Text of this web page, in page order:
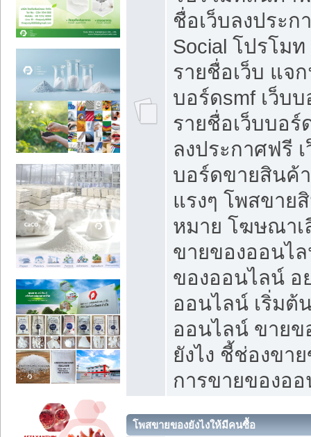
ชื่อเว็บลงประ
Social โปรโม
รายชื่อเว็บ แจ
บอร์ดsmf เว็บ
รายชื่อเว็บบอ
ลงประกาศฟรี
บอร์ดขายสินค้
แรงๆ โพสขาย
หมาย โฆษณาเ
ขายของออนไ
ของออนไลน์ อ
ออนไลน์ เริ่มต้
ออนไลน์ ขายข
ยังไง ชี้ช่องขา
การขายของอ
โพสขายของยังไงให้มีคนซื้อ